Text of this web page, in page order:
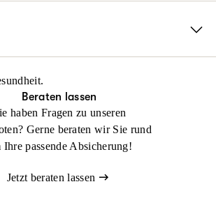
alle Instanzen.
haben!
Beraten lassen
und Gerichtskosten und geben
bei Streit rund ums Wohnen.
Beraten lassen
Beraten lassen
haben Fragen zu unseren
Gerne beraten wir Sie rund
Ihre passende Absicherung!
Jetzt beraten lassen